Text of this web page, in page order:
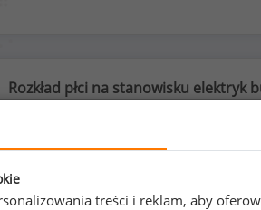
Rozkład płci na stanowisku elektryk
0%
treści i reklam, aby